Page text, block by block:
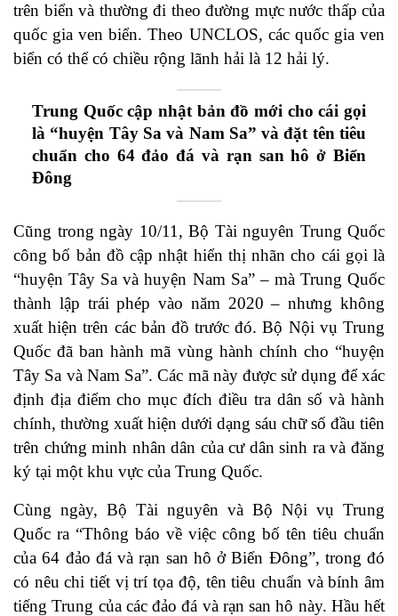
trên biển và thường đi theo đường mực nước thấp của
quốc gia ven biển. Theo UNCLOS, các quốc gia ven
biển có thể có chiều rộng lãnh hải là 12 hải lý.
Trung Quốc cập nhật bản đồ mới cho cái gọi
là “huyện Tây Sa và Nam Sa” và đặt tên tiêu
chuẩn cho 64 đảo đá và rạn san hô ở Biển
Đông
Cũng trong ngày 10/11, Bộ Tài nguyên Trung Quốc
công bố bản đồ cập nhật hiển thị nhãn cho cái gọi là
“huyện Tây Sa và huyện Nam Sa” – mà Trung Quốc
thành lập trái phép vào năm 2020 – nhưng không
xuất hiện trên các bản đồ trước đó. Bộ Nội vụ Trung
Quốc đã ban hành mã vùng hành chính cho “huyện
Tây Sa và Nam Sa”. Các mã này được sử dụng để xác
định địa điểm cho mục đích điều tra dân số và hành
chính, thường xuất hiện dưới dạng sáu chữ số đầu tiên
trên chứng minh nhân dân của cư dân sinh ra và đăng
ký tại một khu vực của Trung Quốc.
Cùng ngày, Bộ Tài nguyên và Bộ Nội vụ Trung
Quốc ra “Thông báo về việc công bố tên tiêu chuẩn
của 64 đảo đá và rạn san hô ở Biển Đông”, trong đó
có nêu chi tiết vị trí tọa độ, tên tiêu chuẩn và bính âm
tiếng Trung của các đảo đá và rạn san hô này. Hầu hết